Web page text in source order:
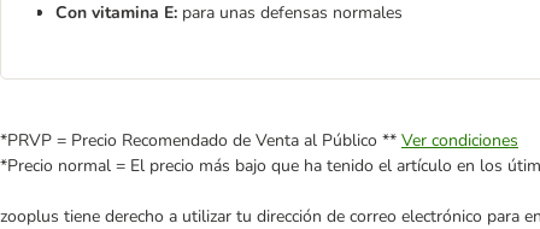
Con vitamina E: para unas defensas normales
*PRVP = Precio Recomendado de Venta al Público ** Ver condiciones
*Precio normal = El precio más bajo que ha tenido el artículo en los
zooplus tiene derecho a utilizar tu dirección de correo electrónico para